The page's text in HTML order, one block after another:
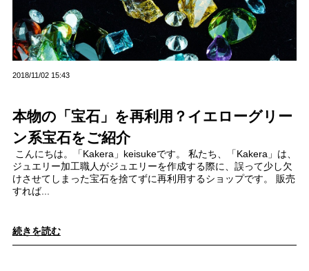
本物の「宝石」を再利用？イエローグリー
ン系宝石をご紹介
2018/11/02 15:43
こんにちは。「Kakera」keisukeです。 私たち、「Kakera」は、
ジュエリー加工職人がジュエリーを作成する際に、誤って少し欠
けさせてしまった宝石を捨てずに再利用するショップです。 販売
すれば...
続きを読む